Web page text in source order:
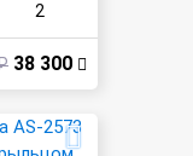
2
38 300